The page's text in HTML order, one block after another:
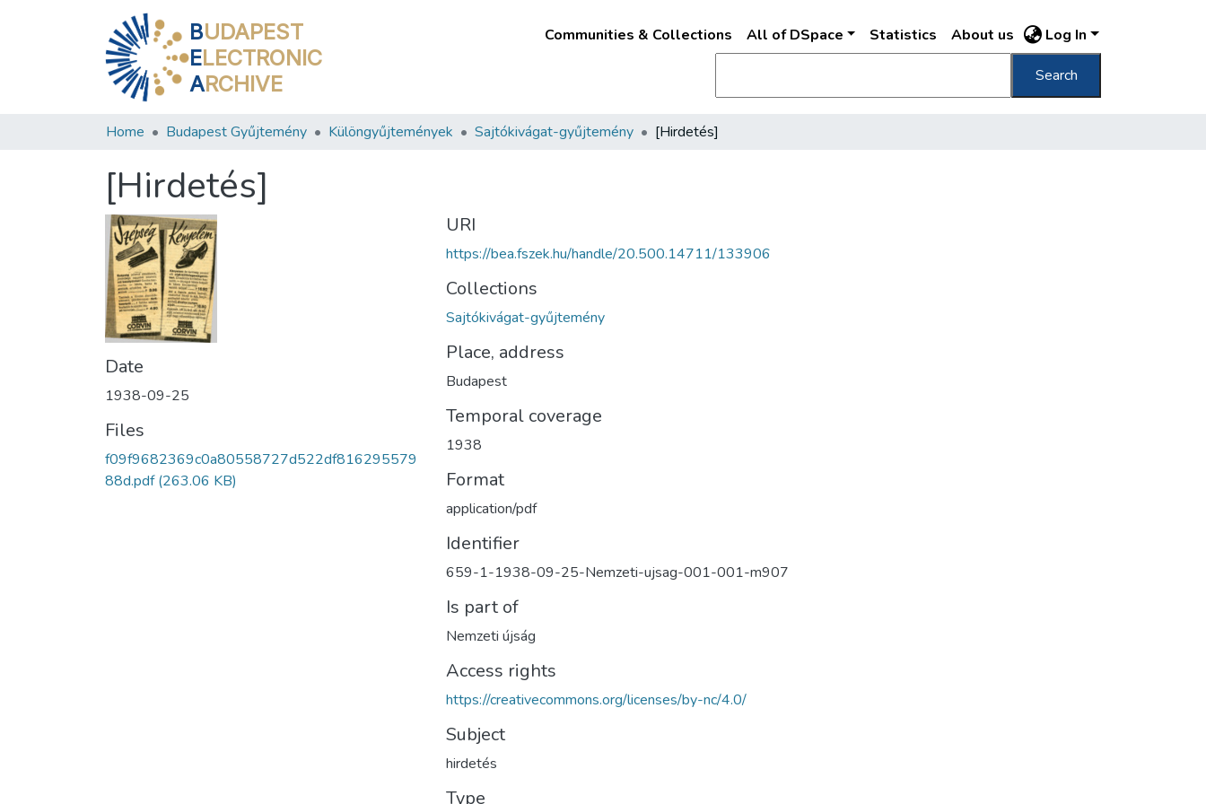
BUDAPEST
ELECTRONIC
ARCHIVE
Communities & Collections All of DSpace Statistics About us Log In
Search
Home Budapest Gyűjtemény Különgyűjtemények Sajtókivágat-gyűjtemény [Hirdetés]
[Hirdetés]
Date
1938-09-25
Files
f09f9682369c0a80558727d522df816295579
88d.pdf(263.06 KB)
URI
https://bea.fszek.hu/handle/20.500.14711/133906
Collections
Sajtókivágat-gyűjtemény
Place, address
Budapest
Temporal coverage
1938
Format
application/pdf
Identifier
659-1-1938-09-25-Nemzeti-ujsag-001-001-m907
Is part of
Nemzeti újság
Access rights
https://creativecommons.org/licenses/by-nc/4.0/
Subject
hirdetés
Type